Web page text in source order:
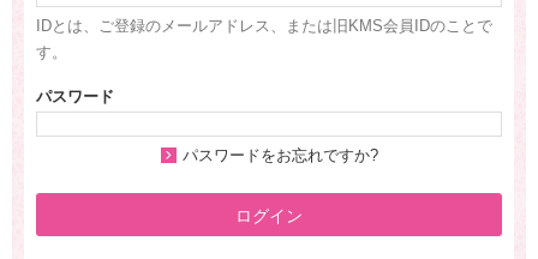
IDとは、ご登録のメールアドレス、または旧KMS会員IDのことで
す。
パスワード
パスワードをお忘れですか?
ログイン